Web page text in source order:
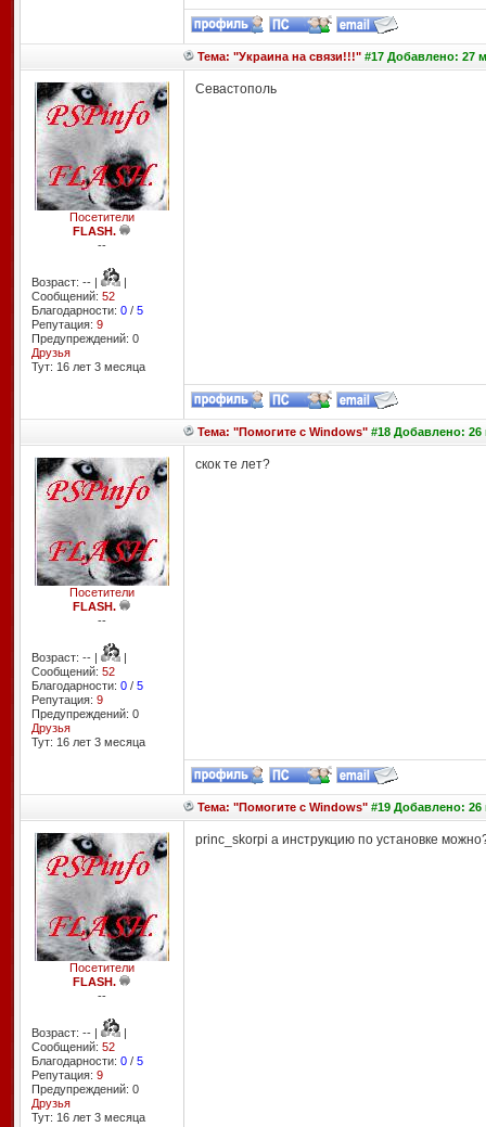
Тема: "Украина на связи!!!"#17 Добавлено: 27
Посетители
FLASH.
--
Возраст: -- |
|
Сообщений: 52
Благодарности: 0/ 5
Репутация: 9
Предупреждений: 0
Друзья
Тут: 16 лет 3 месяцa
Севастополь
Тема: "Помогите с Windows"#18 Добавлено: 26
Посетители
FLASH.
--
Возраст: -- |
|
Сообщений: 52
Благодарности: 0/ 5
Репутация: 9
Предупреждений: 0
Друзья
Тут: 16 лет 3 месяцa
скок те лет?
Тема: "Помогите с Windows"#19 Добавлено: 26
Посетители
FLASH.
--
Возраст: -- |
|
Сообщений: 52
Благодарности: 0/ 5
Репутация: 9
Предупреждений: 0
Друзья
Тут: 16 лет 3 месяцa
princ_skorpi а инструкцию по установке